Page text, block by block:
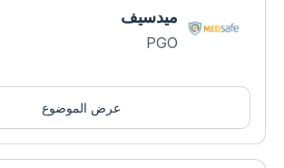
ميدسيف
PGO
عرض الموضوع